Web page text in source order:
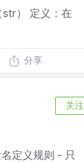
） 定义：在
分享
关注
定义规则 - 只